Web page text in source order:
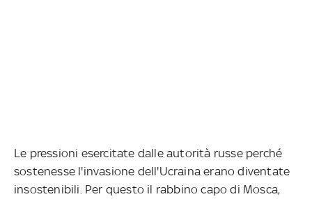
Le pressioni esercitate dalle autorità russe perché
sostenesse l'invasione dell'Ucraina erano diventate
insostenibili. Per questo il rabbino capo di Mosca,